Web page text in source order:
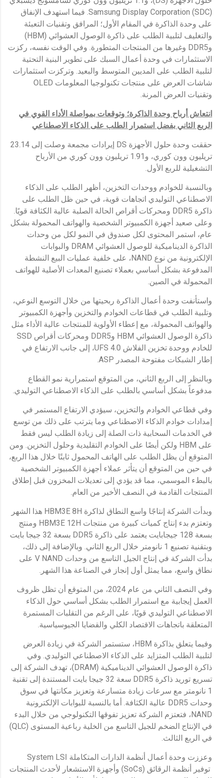
Samsung Display Corporation (SDC). فيما استهدف الإنفاق
على وحدة الذاكرة في المقام الأول؛ المرافق وتقنيات التعبئة
والتغليف لتلبية الطلب على ذاكرة الوصول العشوائي (HBM)
وDDR5 وغيرها من المنتجات المتطورة. وفي الوقت نفسه، ركزت
الاستثمارات في وحدة أعمال السبك على تطوير البنية التحتية
لتلبية الطلب على المديين المتوسط والبعيد. وتركزت استثمارات
شاشات العرض على منتجات تكنولوجيا المعلومات OLED
وتقنيات العرض المرنة.
انتعاش أرباح وحدة الذاكرة؛ وتوقعات بمواصلة الأداء القوي في
الربع الثاني بفضل استمرار الطلب على الذكاء الاصطناعي
حققت وحدة حلول الأجهزة DS إيرادات مجمعة وصلت إلى 23.14
تريليون وون كوري، و1.91 تريليون وون كوري من الأرباح
التشغيلية للربع الأول.
وبالنسبة للخوادم ووحدات التخزين، أظهر الطلب على الذكاء
الاصطناعي التوليدي اتجاهات قوية، في حين ظل الطلب على
ذاكرة DDR5 ومحركات أقراص الحالة الصلبة عالية الكثافة قويًا.
وعلى صعيد أجهزة الكمبيوتر الشخصية والهواتف المحمولة بشكل
عام، استمر المحتوى لكل صندوق في النمو لكل من وحدات
الذاكرة الديناميكية للوصول العشوائي DRAM والبوابات
الإلكترونية من نوع NAND، على خلفية عمليات البيع النشطة
المدفوعة بشكل أساسي بعملاء تصنيع المعدات الأصلية للهواتف
المحمولة في الصين.
واستأنفت وحدة أعمال الذاكرة ربحيتها من خلال التوسع النوعي،
وتلبية الطلب في قطاعات الخوادم والتخزين وأجهزة الكمبيوتر
والهواتف المحمولة، مع إعطاء الأولوية للمنتجات عالية الأداء مثل
ذاكرة الوصول العشوائي HBM وDDR5 ومحركات أقراص SSD
للخادم ووحدة تخزين الفلاش UFS 4.0، إلى جانب الارتفاع في
إطار الشبكات مفتوحة المصدر ASP.
وبالنظر إلى الربع الثاني، من المتوقع استمرارية نمو القطاع
مدفوعاً بشكل أساسي بالطلب على الذكاء الاصطناعي التوليدي.
وفي قطاعي الخوادم والتخزين، سيؤدي الارتفاع المستمر في
إمدادات خوادم الذكاء الاصطناعي وما يترتب على ذلك من توسع
في الخدمات السحابية ذات الصلة إلى زيادة الطلب ليس فقط
على HBM ولكن أيضًا على الخوادم التقليدية وحلول التخزين. ومن
المتوقع أن يظل الطلب على الهاتف المحمول ثابتًا خلال هذا الربع،
في حين من المتوقع أن يتأثر عملاء أجهزة الكمبيوتر الشخصية
بالبطء الموسمي، مما قد يؤدي إلى تعديلات المخزون قبل إطلاق
المنتجات القادمة في النصف الأخير من العام.
وبدأت الشركة إنتاجًا واسع النطاق لذاكرة HBM3E 8H هذا الشهر
وتعتزم بدء إنتاج كميات كبيرة من منتجات HBM3E 12H ومنتج
بسعة 128 جيجابايت يعتمد على ذاكرة DDR5 بسعة 32 جيجا بايت
وبتقنية تصنيع 1 نانومتر خلال الربع الثاني. وبالإضافة إلى ذلك،
بدأت الشركة في إنتاج الجيل التاسع من وحدات V NAND على
نطاق واسع، مما يمثل أول إنجاز في الصناعة هذا الشهر.
وفي النصف الثاني من عام 2024، من المتوقع أن تظل ظروف
العمل إيجابية مع استمرار الطلب بشكل أساسي حول الذكاء
الاصطناعي التوليدي قويًا، على الرغم من التقلبات المستمرة
المتعلقة باتجاهات الاقتصاد الكلي والقضايا الجيوسياسية.
وفيما يتعلق بذاكرة HBM، ستستمر الشركة في زيادة العرض
لتلبية الطلب المتزايد على الذكاء الاصطناعي التوليدي. وفي
ذاكرة الوصول العشوائي الديناميكية (DRAM)، تهدف الشركة إلى
تسريع توريد ذاكرة DDR5 سعة 32 جيجا بايت المستندة إلى تقنية
1 نانومتر مع سرعات زيادة متسارعة وتعزيز مكانتها في سوق
وحدات DDR5 عالية الكثافة. أما بالنسبة للبوابات الإلكترونية
NAND، فتعتزم الشركة تعزيز تفوقها التكنولوجي من خلال البدء
في الإنتاج الضخم للجيل التاسع من الخلية رباعية المستوى (QLC)
في الربع الثالث.
وعززت وحدة أعمال أنظمة الدارات المتكاملة System LSI
توفير أنظمة الرقائق (SoCs) وأجهزة الاستشعار لأحدث المنتجات